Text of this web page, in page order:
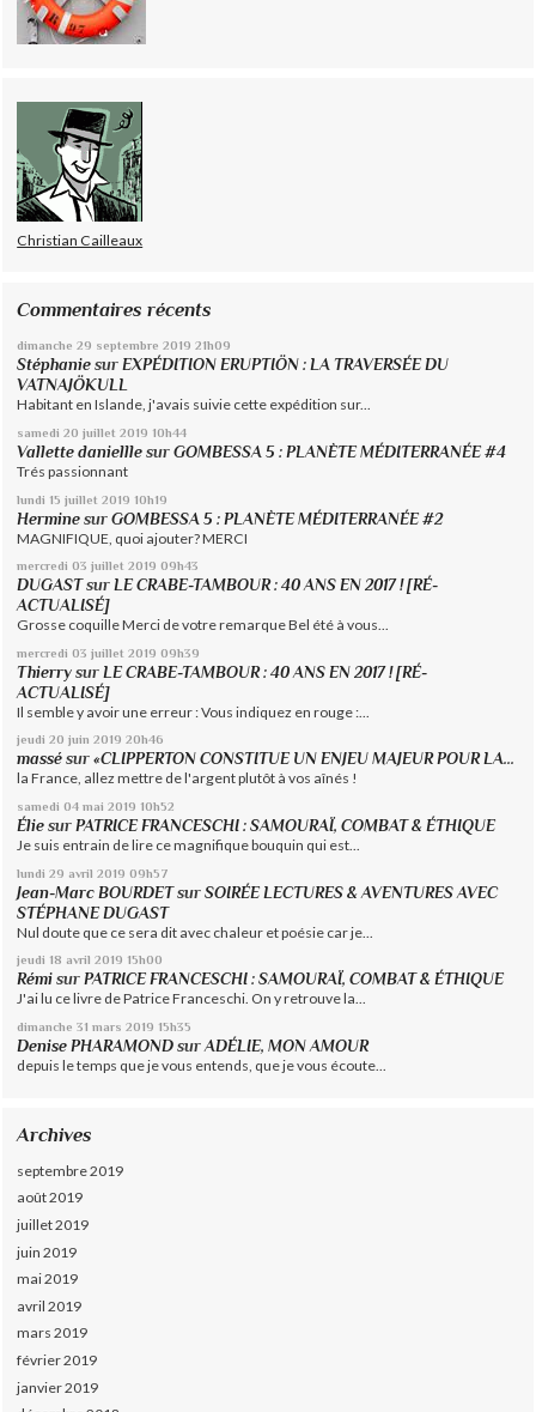
Christian Cailleaux
Commentaires récents
dimanche 29 septembre 2019 21h09
Stéphanie surEXPÉDITION ERUPTIÖN : LA TRAVERSÉE DU
VATNAJÖKULL
Habitant en Islande, j'avais suivie cette expédition sur...
samedi 20 juillet 2019 10h44
Vallette daniellle surGOMBESSA 5 : PLANÈTE MÉDITERRANÉE #4
Trés passionnant
lundi 15 juillet 2019 10h19
Hermine surGOMBESSA 5 : PLANÈTE MÉDITERRANÉE #2
MAGNIFIQUE, quoi ajouter? MERCI
mercredi 03 juillet 2019 09h43
DUGASTsurLE CRABE-TAMBOUR : 40 ANS EN 2017 ! [RÉ-
ACTUALISÉ]
Grosse coquille Merci de votre remarque Bel été à vous...
mercredi 03 juillet 2019 09h39
Thierry sur LE CRABE-TAMBOUR : 40 ANS EN 2017 ! [RÉ-
ACTUALISÉ]
Il semble y avoir une erreur : Vous indiquez en rouge :...
jeudi 20 juin 2019 20h46
massé sur«CLIPPERTON CONSTITUE UN ENJEU MAJEUR POUR LA...
la France, allez mettre de l'argent plutôt à vos aînés !
samedi 04 mai 2019 10h52
Élie surPATRICE FRANCESCHI : SAMOURAÏ, COMBAT & ÉTHIQUE
Je suis entrain de lire ce magnifique bouquin qui est...
lundi 29 avril 2019 09h57
Jean-Marc BOURDETsurSOIRÉE LECTURES & AVENTURES AVEC
STÉPHANE DUGAST
Nul doute que ce sera dit avec chaleur et poésie car je...
jeudi 18 avril 2019 15h00
Rémi surPATRICE FRANCESCHI : SAMOURAÏ, COMBAT & ÉTHIQUE
J'ai lu ce livre de Patrice Franceschi. On y retrouve la...
dimanche 31 mars 2019 15h35
Denise PHARAMOND surADÉLIE, MON AMOUR
depuis le temps que je vous entends, que je vous écoute...
Archives
septembre 2019
août 2019
juillet 2019
juin 2019
mai 2019
avril 2019
mars 2019
février 2019
janvier 2019